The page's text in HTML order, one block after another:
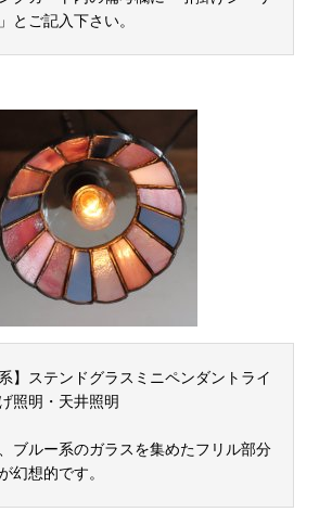
とご記入下さい。
】ステンドグラスミニペンダントライ
照明・天井照明
ブルー系のガラスを集めたフリル部分
幻想的です。